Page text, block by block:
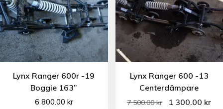
Lynx Ranger 600r -19
Boggie 163”
6 800.00 kr
Lynx Ranger 600 -13
Centerdämpare
7 500.00kr 1 300.00 kr